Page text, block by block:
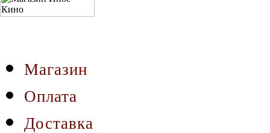
Магазин
Оплата
Доставка